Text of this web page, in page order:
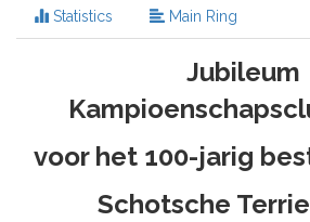
Statistics Main Ring
Jubileum
voor het 100-jarig
Schotsche